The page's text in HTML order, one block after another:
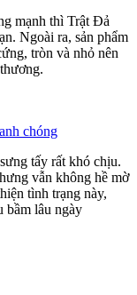
mạnh thì Trật Đả
Ngoài ra, sản phẩm
tròn và nhỏ nên
chóng
tấy rất khó chịu.
vẫn không hề mờ
tình trạng này,
bầm lâu ngày